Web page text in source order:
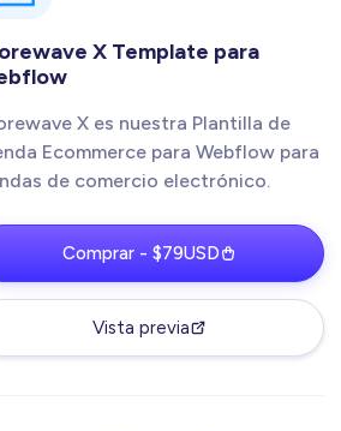
X Template para
X es nuestra Plantilla de
Ecommerce para Webflow para
de comercio electrónico.
Comprar - $79USD
Vista previa